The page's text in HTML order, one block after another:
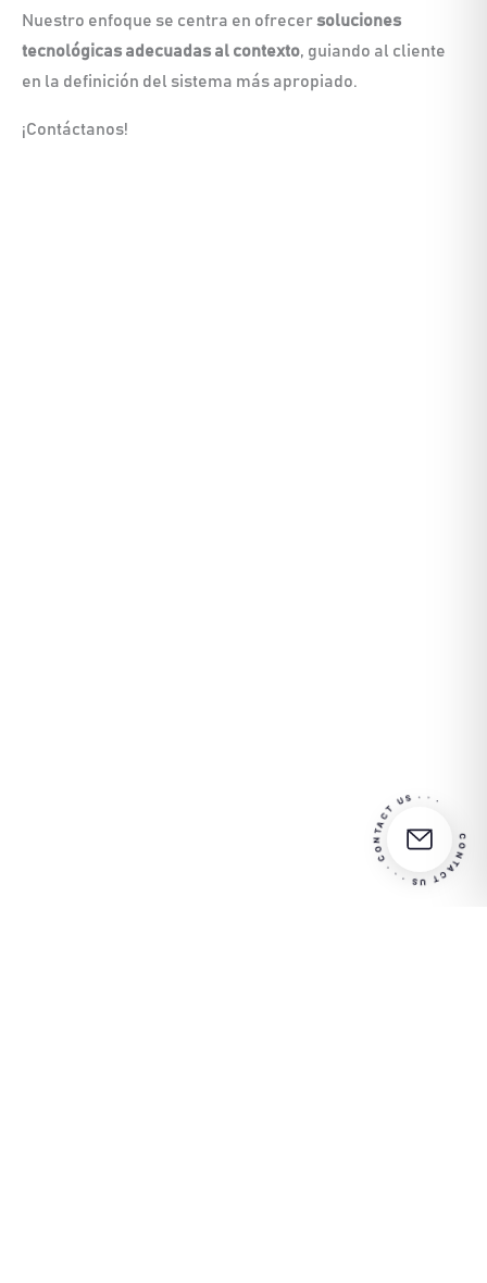
Nuestro enfoque se centra en ofrecersoluciones
tecnológicas adecuadas al contexto, guiando al cliente
en la definición del sistema más apropiado.
¡Contáctanos!
CONTACT US · · · CONTACT US · · ·